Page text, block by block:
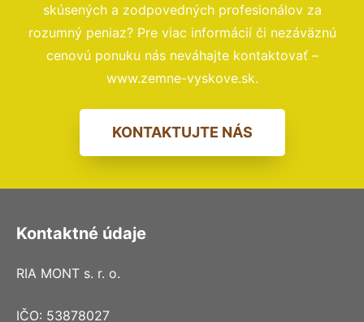
skúsených a zodpovedných profesionálov za
rozumný peniaz? Pre viac informácií či nezáväznú
cenovú ponuku nás neváhajte kontaktovať –
www.zemne-vyskove.sk.
KONTAKTUJTE NÁS
Kontaktné údaje
RIA MONT s. r. o.
IČO: 53878027